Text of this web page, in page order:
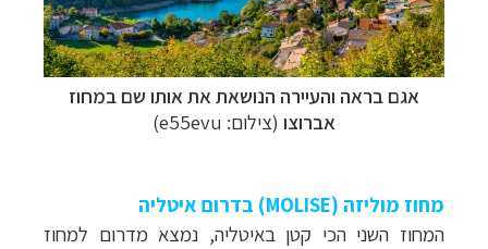
אגם בראה והעיירה הנושאת את אותו שם במחוז
אברוצו (צילום: e55evu)
מחוז מוליזה (MOLISE
) בדרום איטליה
המחוז השני הכי קטן באיטליה, נמצא מדרום למחוז